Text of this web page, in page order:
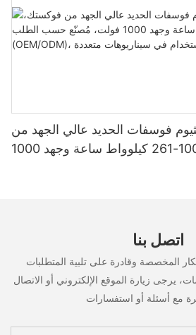
فوسفات الحديد عالي الجهد من
فوكستك، بسعة 100-261 كيلوواط ساعة وجهد 1000
اتصل بنا
المخصصة وقادرة على تلبية المتطلبات
يرجى زيارة الموقع الإلكتروني أو الاتصال